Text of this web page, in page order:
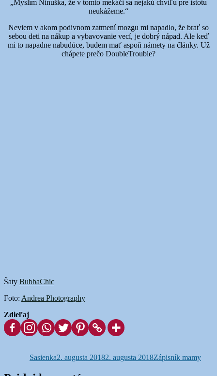
„Myslím Ninuška, že v tomto mekáči sa nejakú chvíľu pre istotu
neukážeme.“
Neviem v akom podivnom zatmení mozgu mi napadlo, že brať so
sebou deti na nákup a vybavovanie vecí, je dobrý nápad. Ale keď
mi to napadne nabudúce, budem mať aspoň námety na články. Už
chápete prečo DoubleTrouble?
Šaty BubbaChic
Foto: Andrea Photography
Zdieľaj
Sasienka2. augusta 20182. augusta 2018Zápisník mamy